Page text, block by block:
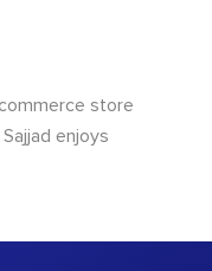
store
enjoys